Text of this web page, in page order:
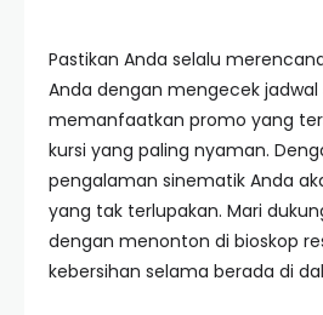
Pastikan Anda selalu
Anda dengan mengecek jadwal
memanfaatkan promo yang
kursi yang paling nyaman.
pengalaman sinematik Anda
yang tak terlupakan. Mari
dengan menonton di bioskop
kebersihan selama berada di